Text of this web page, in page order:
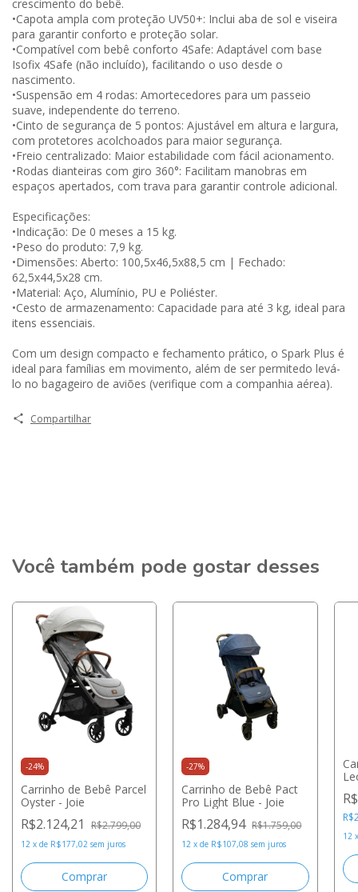
crescimento do bebê.
•Capota ampla com proteção UV50+: Inclui aba de sol e viseira
para garantir conforto e proteção solar.
•Compatível com bebê conforto 4Safe: Adaptável com base
Isofix 4Safe (não incluído), facilitando o uso desde o
nascimento.
•Suspensão em 4 rodas: Amortecedores para um passeio
suave, independente do terreno.
•Cinto de segurança de 5 pontos: Ajustável em altura e largura,
com protetores acolchoados para maior segurança.
•Freio centralizado: Maior estabilidade com fácil acionamento.
•Rodas dianteiras com giro 360°: Facilitam manobras em
espaços apertados, com trava para garantir controle adicional.
Especificações:
•Indicação: De 0 meses a 15 kg.
•Peso do produto: 7,9 kg.
•Dimensões: Aberto: 100,5x46,5x88,5 cm | Fechado:
62,5x44,5x28 cm.
•Material: Aço, Alumínio, PU e Poliéster.
•Cesto de armazenamento: Capacidade para até 3 kg, ideal para
itens essenciais.
Com um design compacto e fechamento prático, o Spark Plus é
ideal para famílias em movimento, além de ser permitedo levá-
lo no bagageiro de aviões (verifique com a companhia aérea).
Compartilhar
Você também pode gostar desses
-24%
Carrinho de Bebê Parcel
Oyster - Joie
R$2.124,21 R$2.799,00
12 x de R$177,02 sem juros
-27%
Carrinho de Bebê Pact
Pro Light Blue - Joie
R$1.284,94 R$1.759,00
12 xde R$107,08 sem juros
12